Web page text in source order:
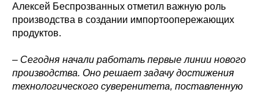
Алексей Беспрозванных отметил важную роль
производства в создании импортоопережающих
продуктов.
– Сегодня начали работать первые линии нового
производства. Оно решает задачу достижения
технологического суверенитета, поставленную